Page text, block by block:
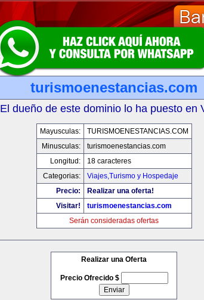
turismoenestancias.com
El dueño de este dominio lo ha puesto en
Mayusculas:
TURISMOENESTANCIAS.COM
Minusculas:
turismoenestancias.com
Longitud:
18 caracteres
Categorias:
Viajes,Turismo y Hospedaje
Precio:
Realizar una oferta!
Visitar!
turismoenestancias.com
Serán consideradas ofertas
Realizar una Oferta
Precio Ofrecido $